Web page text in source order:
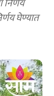
घेण्यात